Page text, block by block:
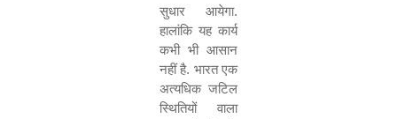
सुधार आयेगा.
हालांकि यह कार्य
कभी भी आसान
नहीं है. भारत एक
अत्यधिक जटिल
स्थितियों वाला